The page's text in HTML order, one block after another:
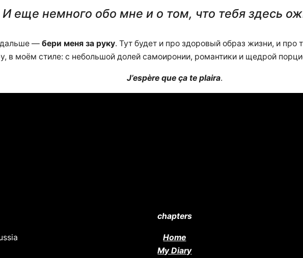
И еще немного обо мне и о том, что тебя здесь
дальше — бери меня за руку. Тут будет и про здоровый образ жизни, и
в моём стиле: с небольшой долей самоиронии, романтики и щедрой
J’espère que ça te plaira.
chapters
Home
My Diary